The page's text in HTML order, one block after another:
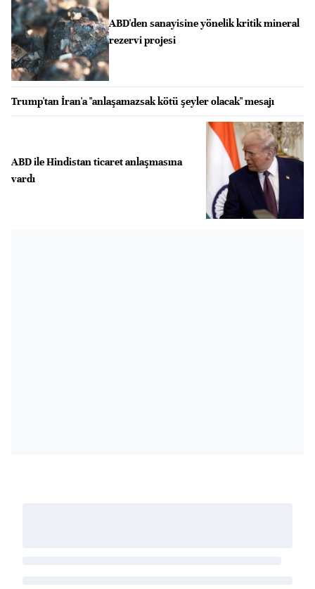
ABD'den sanayisine yönelik kritik mineral
rezervi projesi
Trump'tan İran'a "anlaşamazsak kötü şeyler olacak" mesajı
ABD ile Hindistan ticaret anlaşmasına
vardı